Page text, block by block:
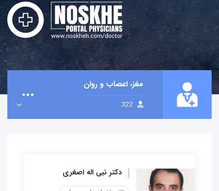
مغز، اعصاب و روان
322
دکتر نبی اله اصغری